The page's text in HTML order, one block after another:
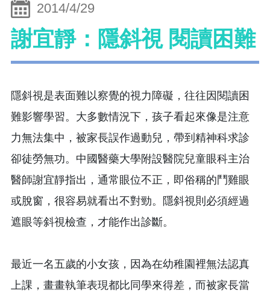
2014/4/29
謝宜靜：隱斜視 閱讀困難
隱斜視是表面難以察覺的視力障礙，往往因閱讀困
難影響學習。大多數情況下，孩子看起來像是注意
力無法集中，被家長誤作過動兒，帶到精神科求診
卻徒勞無功。中國醫藥大學附設醫院兒童眼科主治
醫師謝宜靜指出，通常眼位不正，即俗稱的鬥雞眼
或脫窗，很容易就看出不對勁。隱斜視則必須經過
遮眼等斜視檢查，才能作出診斷。
最近一名五歲的小女孩，因為在幼稚園裡無法認真
上課，畫畫執筆表現都比同學來得差，而被家長當